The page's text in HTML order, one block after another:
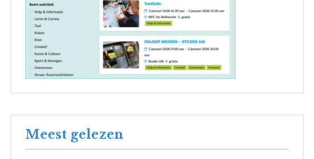
Meest gelezen